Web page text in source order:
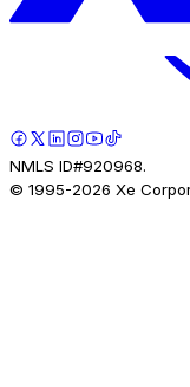
NMLS ID#920968.
© 1995-2026 Xe